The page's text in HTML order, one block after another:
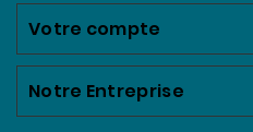
Votre compte
Notre Entreprise